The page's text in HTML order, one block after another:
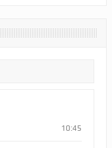
10:45